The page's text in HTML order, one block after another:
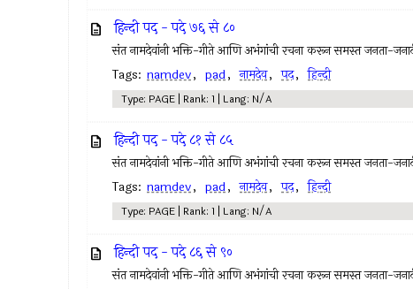
हिन्दी पद - पदे ७६ से ८०
संत नामदेवांनी भक्ति-गीते आणि अभंगांची रचना करून समस्त जनता-
Tags: namdev, pad, नामदेव, पद, हिन्दी
Type: PAGE | Rank: 1 | Lang: N/A
हिन्दी पद - पदे ८१ से ८५
संत नामदेवांनी भक्ति-गीते आणि अभंगांची रचना करून समस्त जनता-
Tags: namdev, pad, नामदेव, पद, हिन्दी
Type: PAGE | Rank: 1 | Lang: N/A
हिन्दी पद - पदे ८६ से ९०
संत नामदेवांनी भक्ति-गीते आणि अभंगांची रचना करून समस्त जनता-